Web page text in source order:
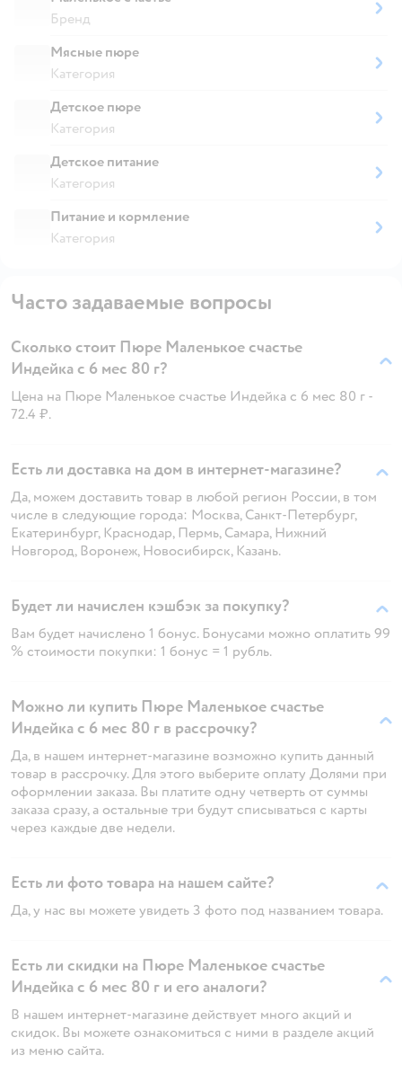
Бренд
Мясные пюре
Категория
Детское пюре
Категория
Детское питание
Категория
Питание и кормление
Категория
Часто задаваемые вопросы
Сколько стоит Пюре Маленькое счастье
Индейка с 6 мес 80 г?
Цена на Пюре Маленькое счастье Индейка с 6 мес 80 г -
72.4 ₽.
Есть ли доставка на дом в интернет-магазине?
Да, можем доставить товар в любой регион России, в том
числе в следующие города: Москва, Санкт-Петербург,
Екатеринбург, Краснодар, Пермь, Самара, Нижний
Новгород, Воронеж, Новосибирск, Казань.
Будет ли начислен кэшбэк за покупку?
Вам будет начислено 1 бонус. Бонусами можно оплатить 99
% стоимости покупки: 1 бонус = 1 рубль.
Можно ли купить Пюре Маленькое счастье
Индейка с 6 мес 80 г в рассрочку?
Да, в нашем интернет-магазине возможно купить данный
товар в рассрочку. Для этого выберите оплату Долями при
оформлении заказа. Вы платите одну четверть от суммы
заказа сразу, а остальные три будут списываться с карты
через каждые две недели.
Есть ли фото товара на нашем сайте?
Да, у нас вы можете увидеть 3 фото под названием товара.
Есть ли скидки на Пюре Маленькое счастье
Индейка с 6 мес 80 г и его аналоги?
В нашем интернет-магазине действует много акций и
скидок. Вы можете ознакомиться с ними в разделе акций
из меню сайта.